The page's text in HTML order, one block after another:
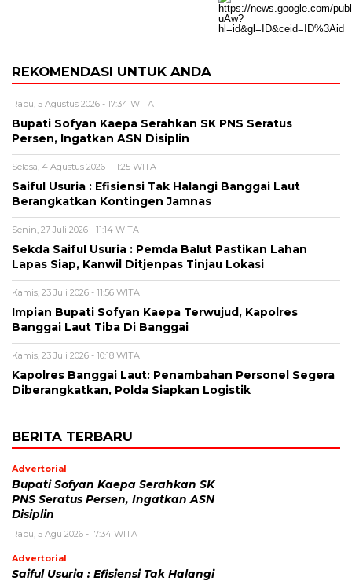
REKOMENDASI UNTUK ANDA
Rabu, 5 Agustus 2026 - 17:34 WITA
Bupati Sofyan Kaepa Serahkan SK PNS Seratus
Persen, Ingatkan ASN Disiplin
Selasa, 4 Agustus 2026 - 11:25 WITA
Saiful Usuria : Efisiensi Tak Halangi Banggai Laut
Berangkatkan Kontingen Jamnas
Senin, 27 Juli 2026 - 11:14 WITA
Sekda Saiful Usuria : Pemda Balut Pastikan Lahan
Lapas Siap, Kanwil Ditjenpas Tinjau Lokasi
Kamis, 23 Juli 2026 - 11:56 WITA
Impian Bupati Sofyan Kaepa Terwujud, Kapolres
Banggai Laut Tiba Di Banggai
Kamis, 23 Juli 2026 - 10:18 WITA
Kapolres Banggai Laut: Penambahan Personel Segera
Diberangkatkan, Polda Siapkan Logistik
BERITA TERBARU
Advertorial
Bupati Sofyan Kaepa Serahkan SK
PNS Seratus Persen, Ingatkan ASN
Disiplin
Rabu, 5 Agu 2026 - 17:34 WITA
Advertorial
Saiful Usuria : Efisiensi Tak Halangi